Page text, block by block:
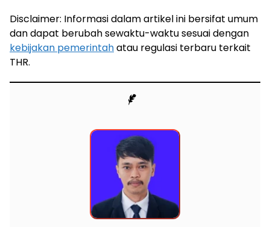
Disclaimer: Informasi dalam artikel ini bersifat umum
dan dapat berubah sewaktu-waktu sesuai dengan
kebijakan pemerintahatau regulasi terbaru terkait
THR.